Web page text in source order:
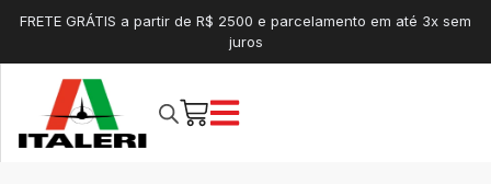
FRETE GRÁTIS a partir de R$ 2500 e parcelamento em até 3x sem
juros